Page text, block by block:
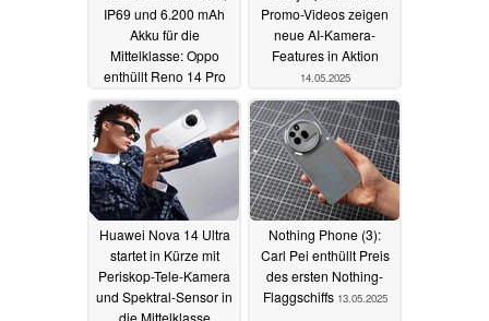
IP69 und 6.200 mAh
Akku für die
Mittelklasse: Oppo
enthüllt Reno 14 Pro
15.05.2025
Promo-Videos zeigen
neue AI-Kamera-
Features in Aktion
14.05.2025
Huawei Nova 14 Ultra
startet in Kürze mit
Periskop-Tele-Kamera
und Spektral-Sensor in
die Mittelklasse
Nothing Phone (3):
Carl Pei enthüllt Preis
des ersten Nothing-
Flaggschiffs 13.05.2025